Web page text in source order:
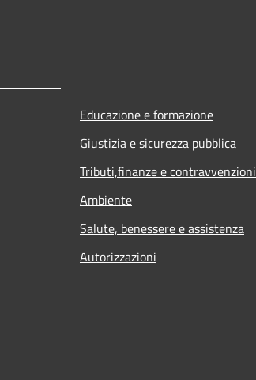
Educazione e formazione
Giustizia e sicurezza pubblica
Tributi,finanze e contravvenzioni
Ambiente
Salute, benessere e assistenza
Autorizzazioni